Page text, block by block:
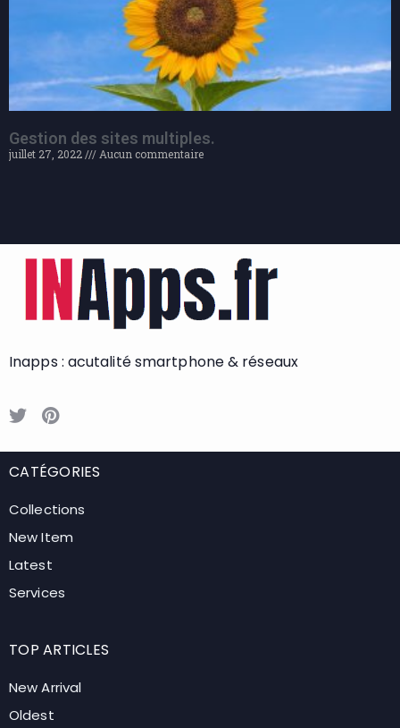
Gestion des sites multiples.
juillet 27, 2022 Aucun commentaire
Inapps : acutalité smartphone & réseaux
CATÉGORIES
Collections
New Item
Latest
Services
TOP ARTICLES
New Arrival
Oldest